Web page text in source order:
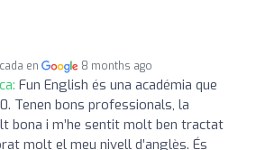
en 8 months ago
Fun English és una académia que
Tenen bons professionals, la
bona i m’he sentit molt ben tractat
molt el meu nivell d’anglès. És